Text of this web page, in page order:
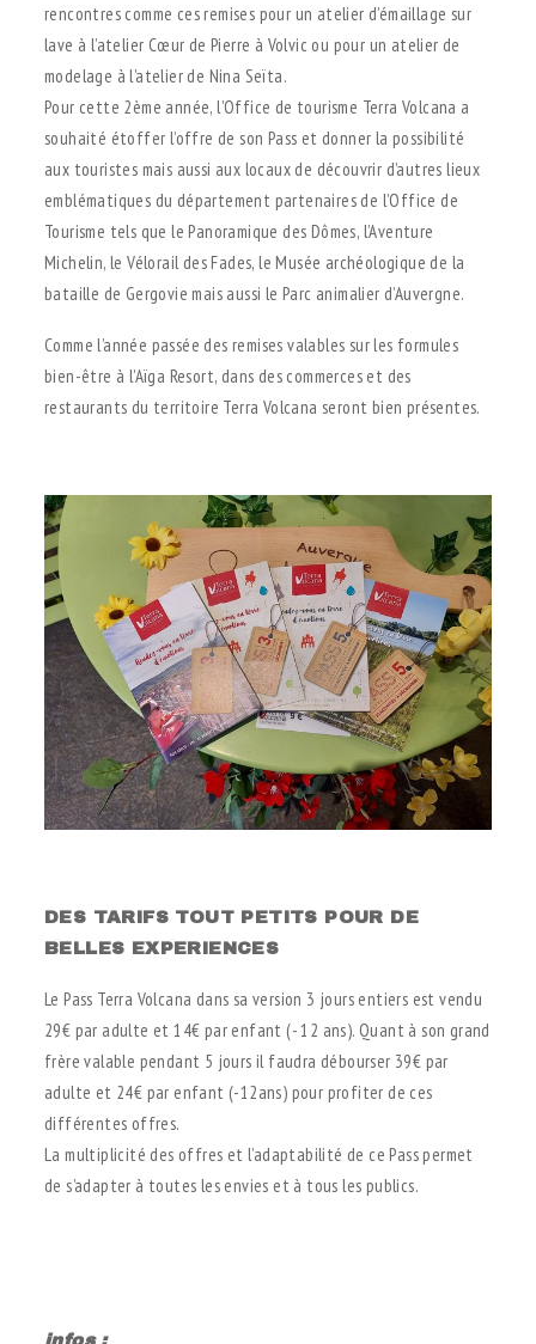
rencontres comme ces remises pour un atelier d’émaillage sur
lave à l’atelier Cœur de Pierre à Volvic ou pour un atelier de
modelage à l’atelier de Nina Seïta.
Pour cette 2ème année, l’Office de tourisme Terra Volcana a
souhaité étoffer l’offre de son Pass et donner la possibilité
aux touristes mais aussi aux locaux de découvrir d’autres lieux
emblématiques du département partenaires de l’Office de
Tourisme tels que le Panoramique des Dômes, l’Aventure
Michelin, le Vélorail des Fades, le Musée archéologique de la
bataille de Gergovie mais aussi le Parc animalier d’Auvergne.
Comme l’année passée des remises valables sur les formules
bien-être à l’Aïga Resort, dans des commerces et des
restaurants du territoire Terra Volcana seront bien présentes.
DES TARIFS TOUT PETITS POUR DE
BELLES EXPERIENCES
Le Pass Terra Volcana dans sa version 3 jours entiers est vendu
29€ par adulte et 14€ par enfant (- 12 ans). Quant à son grand
frère valable pendant 5 jours il faudra débourser 39€ par
adulte et 24€ par enfant (-12ans) pour profiter de ces
différentes offres.
La multiplicité des offres et l’adaptabilité de ce Pass permet
de s’adapter à toutes les envies et à tous les publics.